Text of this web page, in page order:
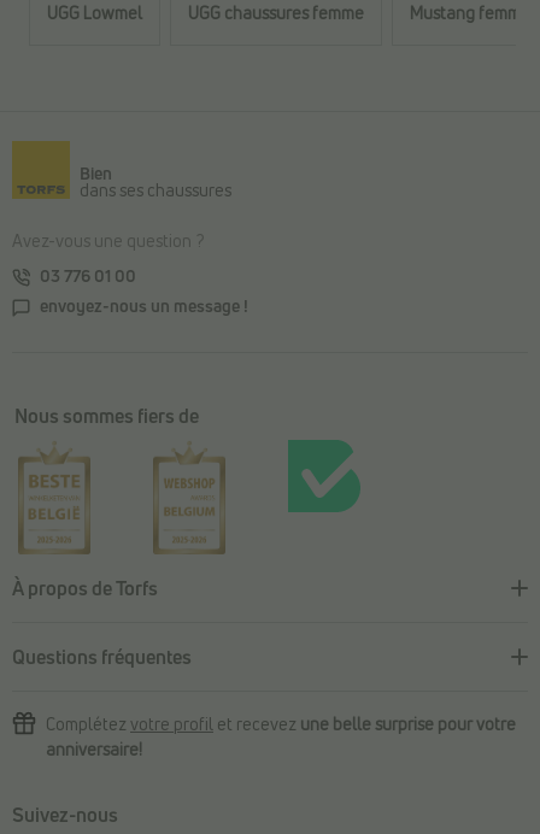
UGG Lowmel UGG chaussures femme Mustang femme
Bien
dans ses chaussures
Avez-vous une question ?
03 776 01 00
envoyez-nous un message !
Nous sommes fiers de
À propos de Torfs
Questions fréquentes
Complétez votre profil et recevez une belle surprise pour votre
anniversaire!
Suivez-nous